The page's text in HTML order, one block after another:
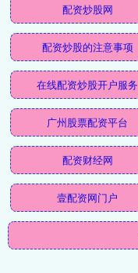
配资炒股网
配资炒股的注意事项
在线配资炒股开户服务
广州股票配资平台
配资财经网
壹配资网门户